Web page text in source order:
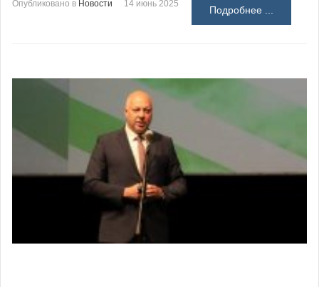
Опубликовано в Новости 14 июнь 2025
Подробнее ...